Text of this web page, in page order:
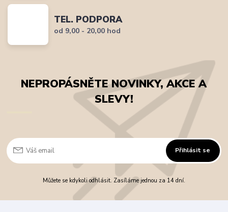
TEL. PODPORA
od 9,00 - 20,00 hod
NEPROPÁSNĚTE NOVINKY, AKCE A
SLEVY!
Přihlásit se
Můžete se kdykoli odhlásit. Zasíláme jednou za 14 dní.